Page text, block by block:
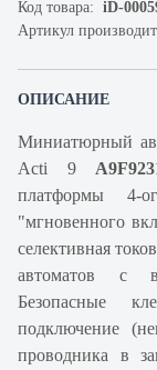
Код товара: iD-
Артикул
ОПИСАНИЕ
Миниатюрный автоматический 3 полюсный выключатель
Acti 9
платформы 4-
"мгновенного
селективная
автоматов с
Безопасные
подключение
проводника в